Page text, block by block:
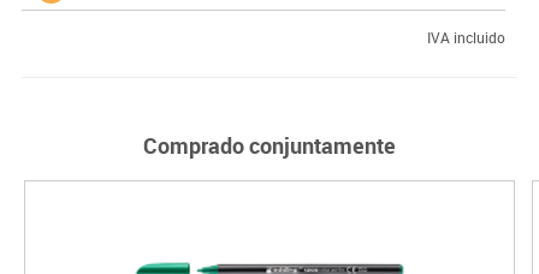
IVA incluido
Comprado conjuntamente